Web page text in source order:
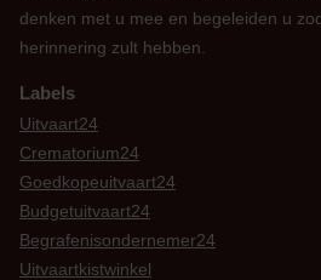
denken met u mee en begeleiden u
herinnering zult hebben.
Labels
Uitvaart24
Crematorium24
Goedkopeuitvaart24
Budgetuitvaart24
Begrafenisondernemer24
Uitvaartkistwinkel